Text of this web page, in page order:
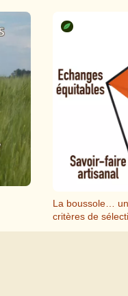
La boussole…
critères de